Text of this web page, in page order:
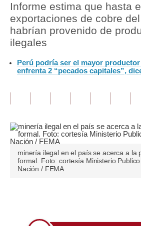
Política
Tu Dinero
Finanzas Personales
Editorial
Pregunta de hoy
Lujo
Informe estima que hasta
exportaciones de cobre
habrían provenido de
ilegales
Perú podría ser el mayor
enfrenta 2 “pecados capitales”,
minería ilegal en el país se acerca a la
formal. Foto: cortesía Ministerio
Nación / FEMA